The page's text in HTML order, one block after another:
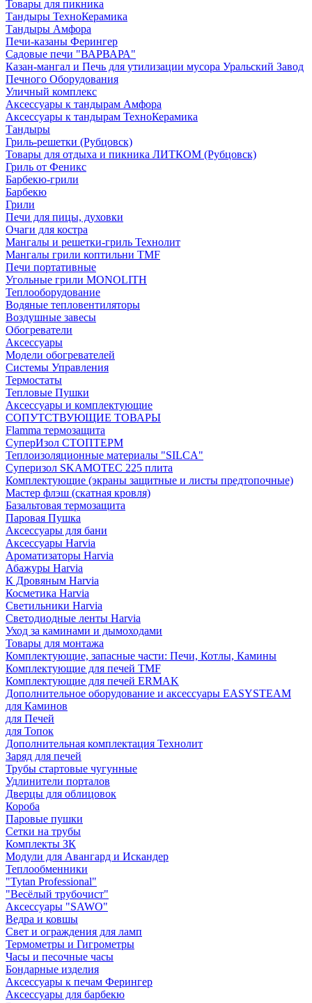
Товары для пикника
Тандыры ТехноКерамика
Тандыры Амфора
Печи-казаны Ферингер
Садовые печи "ВАРВАРА"
Казан-мангал и Печь для утилизации мусора Уральский Завод
Печного Оборудования
Уличный комплекс
Аксессуары к тандырам Амфора
Аксессуары к тандырам ТехноКерамика
Тандыры
Гриль-решетки (Рубцовск)
Товары для отдыха и пикника ЛИТКОМ (Рубцовск)
Гриль от Феникс
Барбекю-грили
Барбекю
Грили
Печи для пицы, духовки
Очаги для костра
Мангалы и решетки-гриль Технолит
Мангалы грили коптильни TMF
Печи портативные
Угольные грили MONOLITH
Теплооборудование
Водяные тепловентиляторы
Воздушные завесы
Обогреватели
Аксессуары
Модели обогревателей
Системы Управления
Термостаты
Тепловые Пушки
Аксессуары и комплектующие
СОПУТСТВУЮЩИЕ ТОВАРЫ
Flamma термозащита
СуперИзол СТОПТЕРМ
Теплоизоляционные материалы "SILCA"
Суперизол SKAMOTEC 225 плита
Комплектующие (экраны защитные и листы предтопочные)
Мастер флэш (скатная кровля)
Базальтовая термозащита
Паровая Пушка
Аксессуары для бани
Аксессуары Harvia
Ароматизаторы Harvia
Абажуры Harvia
К Дровяным Harvia
Косметика Harvia
Светильники Harvia
Светодиодные ленты Harvia
Уход за каминами и дымоходами
Товары для монтажа
Комплектующие, запасные части: Печи, Котлы, Камины
Комплектующие для печей TMF
Комплектующие для печей ERMAK
Дополнительное оборудование и аксессуары EASYSTEAM
для Каминов
для Печей
для Топок
Дополнительная комплектация Технолит
Заряд для печей
Трубы стартовые чугунные
Удлинители порталов
Дверцы для облицовок
Короба
Паровые пушки
Сетки на трубы
Комплекты ЗК
Модули для Авангард и Искандер
Теплообменники
"Tytan Professional"
"Весёлый трубочист"
Аксессуары "SAWO"
Ведра и ковшы
Свет и ограждения для ламп
Термометры и Гигрометры
Часы и песочные часы
Бондарные изделия
Аксессуары к печам Ферингер
Аксессуары для барбекю